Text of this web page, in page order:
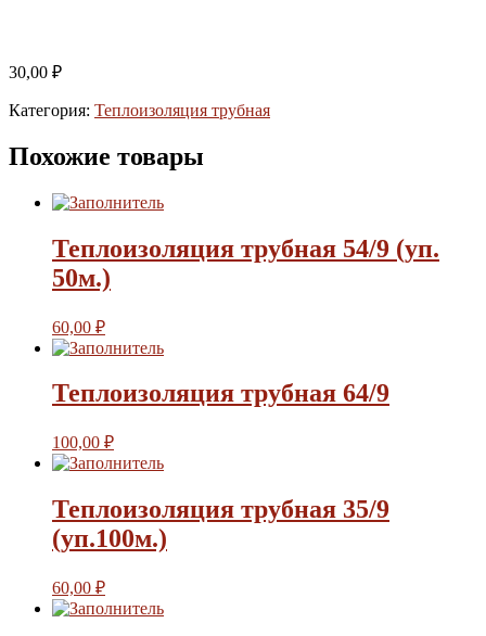
30,00 ₽
Категория: Теплоизоляция трубная
Похожие товары
Теплоизоляция трубная 54/9 (уп.
50м.)
60,00 ₽
Теплоизоляция трубная 64/9
100,00 ₽
Теплоизоляция трубная 35/9
(уп.100м.)
60,00 ₽